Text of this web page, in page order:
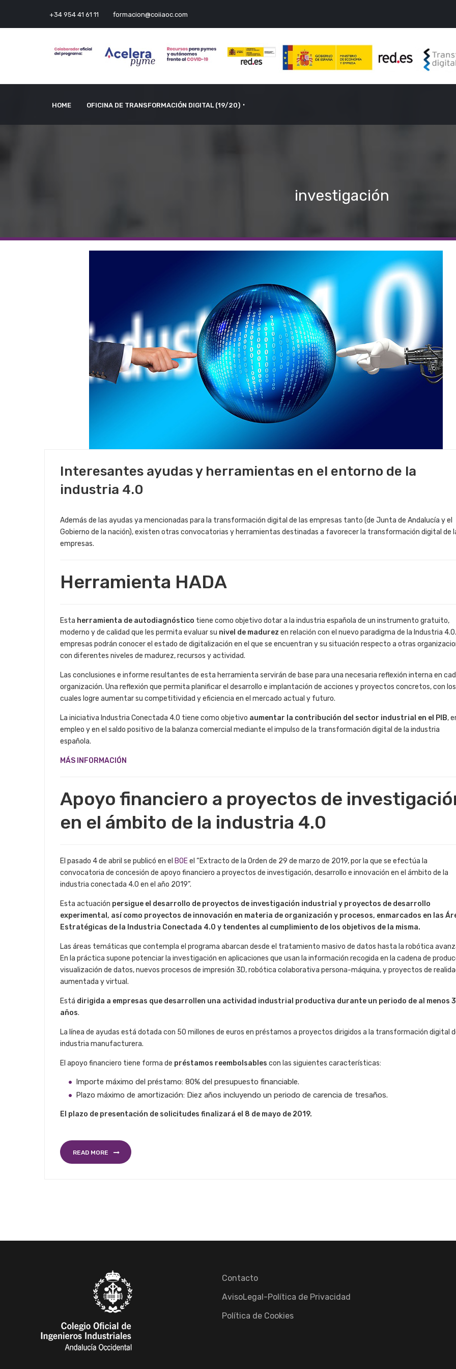
+34 954 41 61 11 formacion@coiiaoc.com
HOME OFICINA DE TRANSFORMACIÓN DIGITAL (19/20)
investigación
4 ABRIL, 2019 NOTICIAS
Interesantes ayudas y herramientas en el entorno de la
industria 4.0
Además de las ayudas ya mencionadas para la transformación digital de las empresas tanto (de Junta de Andalucía y el
Gobierno de la nación), existen otras convocatorias y herramientas destinadas a favorecer la transformación digital de
empresas.
Herramienta HADA
Esta herramienta de autodiagnóstico tiene como objetivo dotar a la industria española de un instrumento gratuito,
moderno y de calidad que les permita evaluar su nivel de madurez en relación con el nuevo paradigma de la Industria
empresas podrán conocer el estado de digitalización en el que se encuentran y su situación respecto a otras
con diferentes niveles de madurez, recursos y actividad. ​​
Las conclusiones e informe resultantes de esta herramienta servirán de base para una necesaria reflexión interna en
organización. Una reflexión que permita planificar el desarrollo e implantación de acciones y proyectos concretos, con los
cuales logre aumentar su competitividad y eficiencia en el mercado actual y futuro. ​​
​​La iniciativa Industria Conectada 4.0 tiene como objetivo aumentar la contribución del sector industrial en el PIB,
empleo y en el saldo positivo de la balanza comercial mediante el impulso de la transformación digital de la industria
española.
MÁS INFORMACIÓN
Apoyo financiero a proyectos de
en el ámbito de la industria 4.0
El pasado 4 de abril se publicó en el BOEel “Extracto de la Orden de 29 de marzo de 2019, por la que se efectúa la
convocatoria de concesión de apoyo financiero a proyectos de investigación, desarrollo e innovación en el ámbito de la
industria conectada 4.0 en el año 2019”.
Esta actuación persigue el desarrollo de proyectos de investigación industrial y proyectos de desarrollo
experimental, así como proyectos de innovación en materia de organización y procesos, enmarcados en las
Estratégicas de la Industria Conectada 4.0 y tendentes al cumplimiento de los objetivos de la misma.
Las áreas temáticas que contempla el programa abarcan desde el tratamiento masivo de datos hasta la robótica
En la práctica supone potenciar la investigación en aplicaciones que usan la información recogida en la cadena de
visualización de datos, nuevos procesos de impresión 3D, robótica colaborativa persona-máquina, y proyectos de
aumentada y virtual.
Está dirigida a empresas que desarrollen una actividad industrial productiva durante un periodo de al menos 3
años.
La línea de ayudas está dotada con 50 millones de euros en préstamos a proyectos dirigidos a la transformación digital
industria manufacturera.
El apoyo financiero tiene forma de préstamos reembolsables con las siguientes características:
Importe máximo del préstamo: 80% del presupuesto financiable.
Plazo máximo de amortización: Diez años incluyendo un periodo de carencia de tresaños.
El plazo de presentación de solicitudes finalizará el 8 de mayo de 2019.
READ MORE
Contacto
AvisoLegal-Política de Privacidad
Política de Cookies